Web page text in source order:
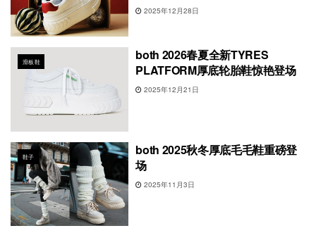
2025年12月28日
滑板鞋
both 2026春夏全新TYRES
PLATFORM厚底轮胎鞋惊艳登场
2025年12月21日
鞋子
both 2025秋冬厚底毛毛鞋重磅登
场
2025年11月3日